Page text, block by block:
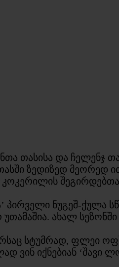
თასისა და ჩელენჯ
ზედიზედ მეორედ
კოკერილის
ნუგეშ-ქულა
ახალ
სტუმრად, ფლეი
ვინ იქნებიან ‘შავი